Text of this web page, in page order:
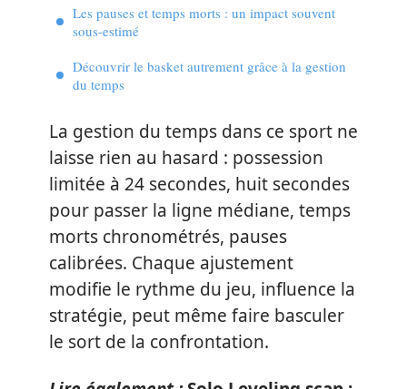
Les pauses et temps morts : un impact souvent
sous-estimé
Découvrir le basket autrement grâce à la gestion
du temps
La gestion du temps dans ce sport ne
laisse rien au hasard : possession
limitée à 24 secondes, huit secondes
pour passer la ligne médiane, temps
morts chronométrés, pauses
calibrées. Chaque ajustement
modifie le rythme du jeu, influence la
stratégie, peut même faire basculer
le sort de la confrontation.